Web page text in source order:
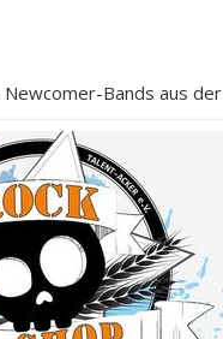
Newcomer-Bands aus der